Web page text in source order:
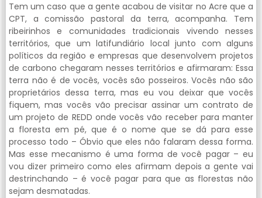
Tem um caso que a gente acabou de visitar no Acre que a
CPT, a comissão pastoral da terra, acompanha. Tem
ribeirinhos e comunidades tradicionais vivendo nesses
territórios, que um latifundiário local junto com alguns
políticos da região e empresas que desenvolvem projetos
de carbono chegaram nesses territórios e afirmaram: Essa
terra não é de vocês, vocês são posseiros. Vocês não são
proprietários dessa terra, mas eu vou deixar que vocês
fiquem, mas vocês vão precisar assinar um contrato de
um projeto de REDD onde vocês vão receber para manter
a floresta em pé, que é o nome que se dá para esse
processo todo – Óbvio que eles não falaram dessa forma.
Mas esse mecanismo é uma forma de você pagar – eu
vou dizer primeiro como eles afirmam depois a gente vai
destrinchando – é você pagar para que as florestas não
sejam desmatadas.